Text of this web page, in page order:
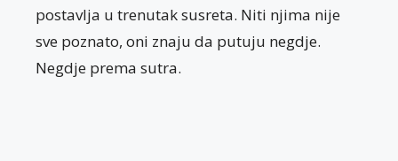
postavlja u trenutak susreta. Niti njima nije
sve poznato, oni znaju da putuju negdje.
Negdje prema sutra.